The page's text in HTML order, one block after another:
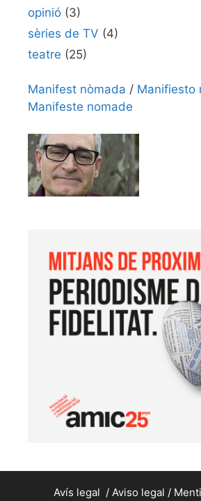
opinió (3)
sèries de TV (4)
teatre (25)
Manifest nòmada / Manifiesto
Manifeste nomade
Avís legal / Aviso legal /